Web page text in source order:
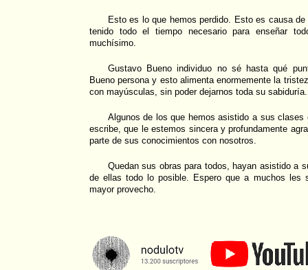
Esto es lo que hemos perdido. Esto es causa
tenido todo el tiempo necesario para enseñar
muchísimo.
Gustavo Bueno individuo no sé hasta qué
Bueno persona y esto alimenta enormemente la
con mayúsculas, sin poder dejarnos toda su sabiduría.
Algunos de los que hemos asistido a sus clases
escribe, que le estemos sincera y profundamente
parte de sus conocimientos con nosotros.
Quedan sus obras para todos, hayan asistido a
de ellas todo lo posible. Espero que a muchos les
mayor provecho.